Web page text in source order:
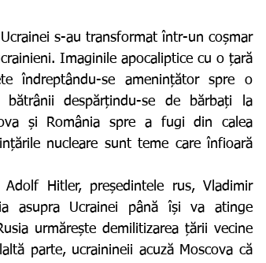
Imaginile apocaliptice cu o țară
îndreptându-se amenințător spre o
despărțindu-se de bărbați la
și România spre a fugi din calea
nucleare sunt teme care înfioară
asupra Ucrainei până își va atinge
urmărește demilitizarea țării vecine
parte, ucrainineii acuză Moscova că